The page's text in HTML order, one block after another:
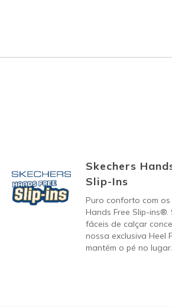
Skechers
Slip-Ins
Puro conforto com os
Hands Free Slip-ins®.
fáceis de calçar
nossa exclusiva Heel
mantém o pé no lugar.